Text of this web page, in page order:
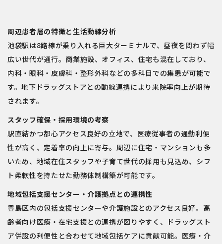
周辺患者層の特徴と生活動線分析
池袋駅は8路線が乗り入れる巨大ターミナルで、昼夜を問わず幅
広い世代が通行。商業施設、オフィス、住宅も混在しており、
内科・眼科・皮膚科・整形外科などの多科目での集患が可能で
す。地下ドラッグストアとの動線連携により来院率向上が期待
されます。
スタッフ確保・採用環境の考察
駅直結かつ都心アクセス良好の立地で、医療従事者の通勤利便
性が高く、定着率の向上に寄与。周辺に住宅・マンションも多
いため、地域在住スタッフや子育て世代の採用も見込め、シフ
ト柔軟性を持たせた勤務体制構築が可能です。
地域包括支援センター・介護拠点との連携性
豊島区内の包括支援センターや介護施設とのアクセス良好。高
齢者向け医療・在宅支援との連携が図りやすく、ドラッグスト
ア併設の利便性と合わせて地域包括ケアに貢献可能。医療・介